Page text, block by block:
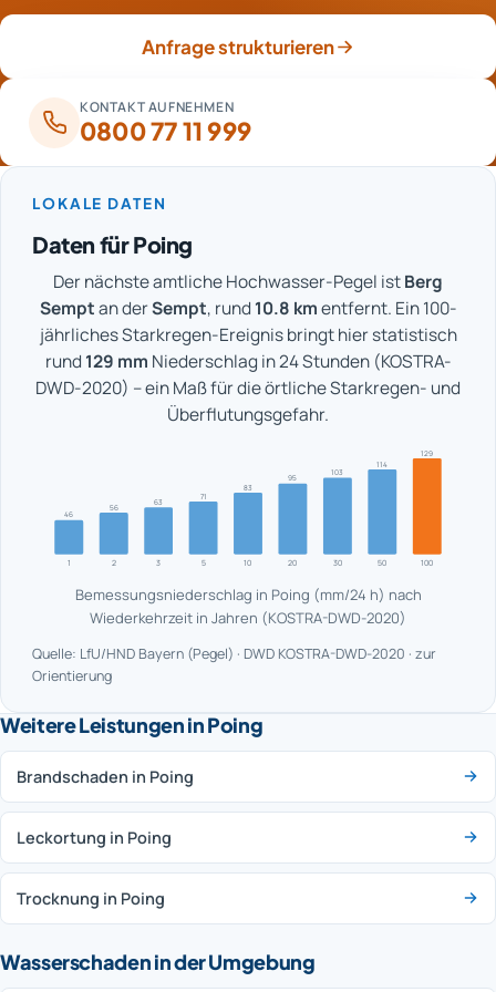
Anfrage strukturieren
KONTAKT AUFNEHMEN
0800 77 11 999
LOKALE DATEN
Daten für Poing
Der nächste amtliche Hochwasser-Pegel istBerg
Semptan derSempt, rund 10.8 kmentfernt. Ein 100-
jährliches Starkregen-Ereignis bringt hier statistisch
rund 129 mm Niederschlag in 24 Stunden (KOSTRA-
DWD-2020) – ein Maß für die örtliche Starkregen- und
Überflutungsgefahr.
1
46
2
56
3
63
5
71
10
83
20
95
30
103
50
114
100
129
Bemessungsniederschlag in Poing (mm/24 h) nach
Wiederkehrzeit in Jahren (KOSTRA-DWD-2020)
Quelle: LfU/HND Bayern (Pegel) · DWD KOSTRA-DWD-2020 · zur
Orientierung
Weitere Leistungen in Poing
Brandschaden in Poing
Leckortung in Poing
Trocknung in Poing
Wasserschaden in der Umgebung